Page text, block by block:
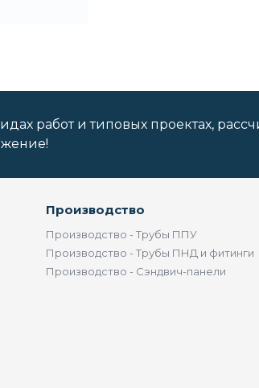
работ и типовых проектах,
Производство
Производство - Трубы ППУ
Производство - Трубы ПНД и фитинги
Производство - Сэндвич-панели